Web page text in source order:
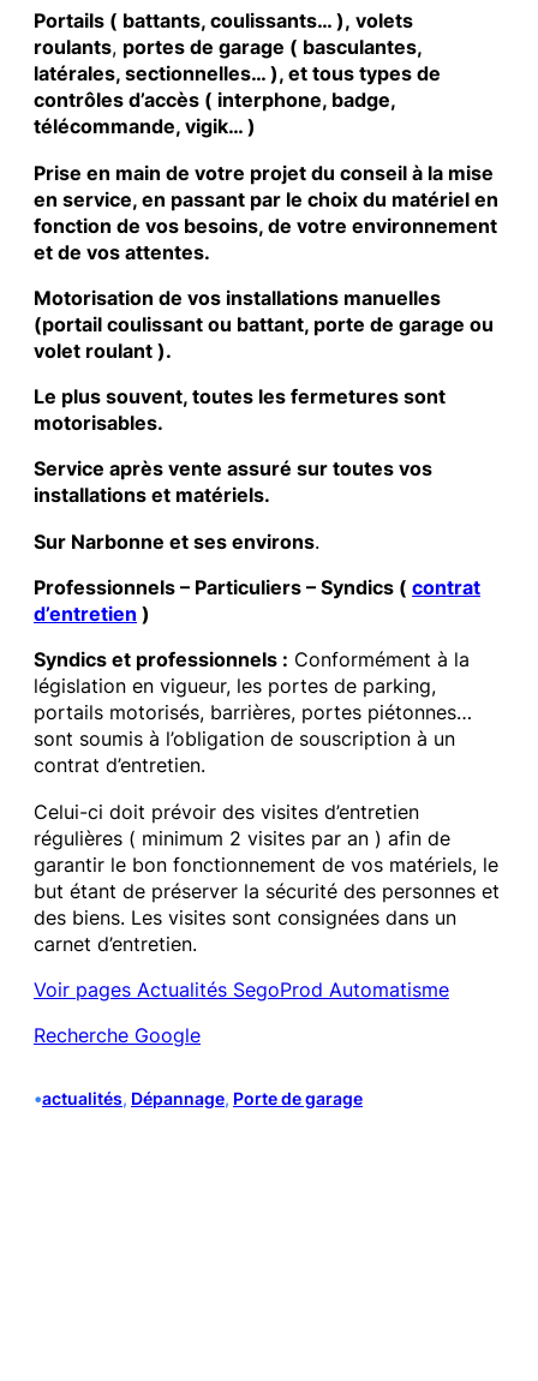
Portails ( battants, coulissants… ), volets
roulants, portes de garage ( basculantes,
latérales, sectionnelles… ), et tous types de
contrôles d’accès ( interphone, badge,
télécommande, vigik… )
Prise en main de votre projet du conseil à la mise
en service, en passant par le choix du matériel en
fonction de vos besoins, de votre environnement
et de vos attentes.
Motorisation de vos installations manuelles
(portail coulissant ou battant, porte de garage ou
volet roulant ).
Le plus souvent, toutes les fermetures sont
motorisables.
Service après vente assuré sur toutes vos
installations et matériels.
Sur Narbonne et ses environs.
Professionnels – Particuliers – Syndics ( contrat
d’entretien )
Syndics et professionnels : Conformément à la
législation en vigueur, les portes de parking,
portails motorisés, barrières, portes piétonnes…
sont soumis à l’obligation de souscription à un
contrat d’entretien.
Celui-ci doit prévoir des visites d’entretien
régulières ( minimum 2 visites par an ) afin de
garantir le bon fonctionnement de vos matériels, le
but étant de préserver la sécurité des personnes et
des biens. Les visites sont consignées dans un
carnet d’entretien.
Voir pages Actualités SegoProd Automatisme
Recherche Google
•actualités, Dépannage, Porte de garage